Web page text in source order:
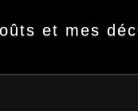
et mes